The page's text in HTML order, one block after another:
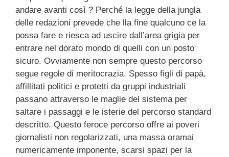
andare avanti così ? Perché la legge della jungla
delle redazioni prevede che lla fine qualcuno ce la
possa fare e riesca ad uscire dall’area grigia per
entrare nel dorato mondo di quelli con un posto
sicuro. Ovviamente non sempre questo percorso
segue regole di meritocrazia. Spesso figli di papà,
affillitati politici e protetti da gruppi industriali
passano attraverso le maglie del sistema per
saltare i passaggi e le isterie del percorso standard
descritto. Questo feroce percorso offre ai poveri
giornalisti non regolarizzati, una massa oramai
numericamente imponente, scarsi spazi per la